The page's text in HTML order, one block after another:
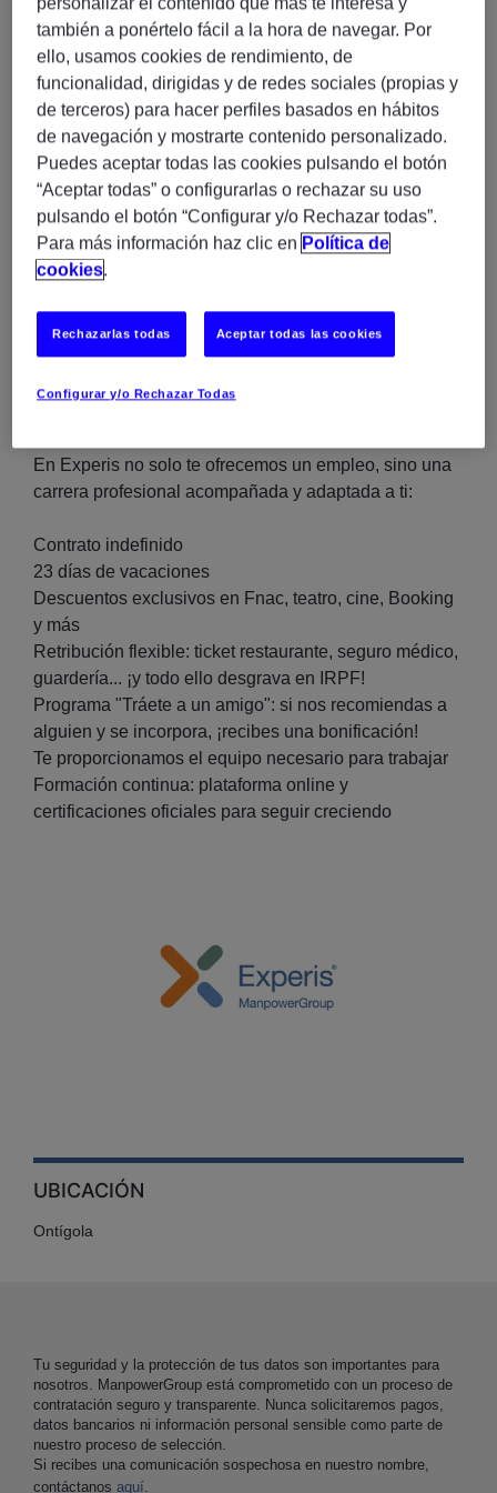
Soporte a usuarios.
Mantenimiento de lockers y de equipos de
impresión.
Requisitos:
Conocimientos de IT en entornos logísticos y de
impresión/lockers.
Estudios mínimos de Grado Medio en Informática
o electrónica.
Requisitos deseables:
Inglés alto.
En Experis no solo te ofrecemos un empleo, sino una
carrera profesional acompañada y adaptada a ti:
Contrato indefinido
23 días de vacaciones
Descuentos exclusivos en Fnac, teatro, cine, Booking
y más
Retribución flexible: ticket restaurante, seguro médico,
guardería... ¡y todo ello desgrava en IRPF!
Programa "Tráete a un amigo": si nos recomiendas a
alguien y se incorpora, ¡recibes una bonificación!
Te proporcionamos el equipo necesario para trabajar
Formación continua: plataforma online y
certificaciones oficiales para seguir creciendo
UBICACIÓN
Ontígola
Tu seguridad y la protección de tus datos son importantes para
nosotros. ManpowerGroup está comprometido con un proceso de
contratación seguro y transparente. Nunca solicitaremos pagos,
datos bancarios ni información personal sensible como parte de
nuestro proceso de selección.
Si recibes una comunicación sospechosa en nuestro nombre,
contáctanos aquí.
también a ponértelo fácil a la hora de navegar. Por
ello, usamos cookies de rendimiento, de
funcionalidad, dirigidas y de redes sociales (propias y
de terceros) para hacer perfiles basados en hábitos
de navegación y mostrarte contenido personalizado.
Puedes aceptar todas las cookies pulsando el botón
“Aceptar todas” o configurarlas o rechazar su uso
pulsando el botón “Configurar y/o Rechazar todas”.
Para más información haz clic en Política de
cookies.
Configurar y/o Rechazar Todas
Rechazarlas todas Aceptar todas las cookies